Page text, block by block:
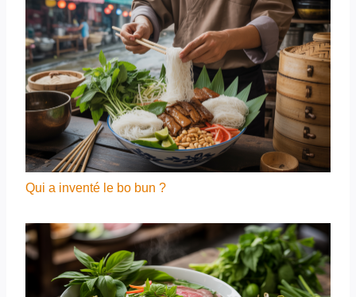
Qui a inventé le bo bun ?